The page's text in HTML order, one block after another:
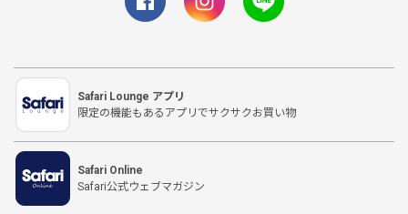
Safari Lounge アプリ
限定の機能もあるアプリでサクサクお買い物
Safari Online
Safari公式ウェブマガジン